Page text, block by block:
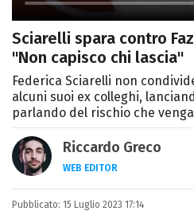
Sciarelli spara contro
"Non capisco chi lascia"
Federica Sciarelli non
alcuni suoi ex colleghi,
parlando del rischio che
Riccardo Greco
WEB EDITOR
LINKEDIN
Si avvicina
Pubblicato: 15 Luglio 2023 17:14